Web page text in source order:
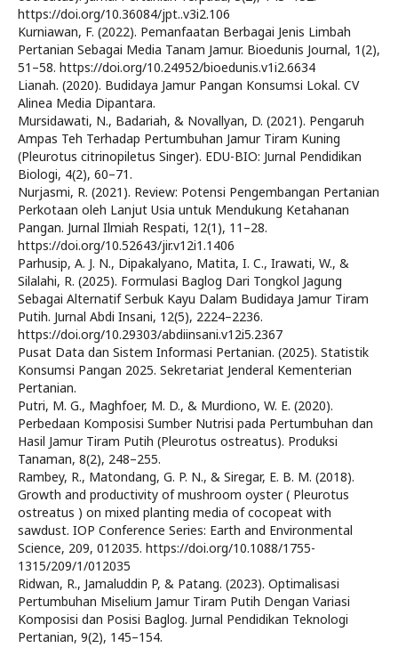
https://doi.org/10.36084/jpt..v3i2.106
Kurniawan, F. (2022). Pemanfaatan Berbagai Jenis Limbah
Pertanian Sebagai Media Tanam Jamur. Bioedunis Journal, 1(2),
51–58. https://doi.org/10.24952/bioedunis.v1i2.6634
Lianah. (2020). Budidaya Jamur Pangan Konsumsi Lokal. CV
Alinea Media Dipantara.
Mursidawati, N., Badariah, & Novallyan, D. (2021). Pengaruh
Ampas Teh Terhadap Pertumbuhan Jamur Tiram Kuning
(Pleurotus citrinopiletus Singer). EDU-BIO: Jurnal Pendidikan
Biologi, 4(2), 60–71.
Nurjasmi, R. (2021). Review: Potensi Pengembangan Pertanian
Perkotaan oleh Lanjut Usia untuk Mendukung Ketahanan
Pangan. Jurnal Ilmiah Respati, 12(1), 11–28.
https://doi.org/10.52643/jir.v12i1.1406
Parhusip, A. J. N., Dipakalyano, Matita, I. C., Irawati, W., &
Silalahi, R. (2025). Formulasi Baglog Dari Tongkol Jagung
Sebagai Alternatif Serbuk Kayu Dalam Budidaya Jamur Tiram
Putih. Jurnal Abdi Insani, 12(5), 2224–2236.
https://doi.org/10.29303/abdiinsani.v12i5.2367
Pusat Data dan Sistem Informasi Pertanian. (2025). Statistik
Konsumsi Pangan 2025. Sekretariat Jenderal Kementerian
Pertanian.
Putri, M. G., Maghfoer, M. D., & Murdiono, W. E. (2020).
Perbedaan Komposisi Sumber Nutrisi pada Pertumbuhan dan
Hasil Jamur Tiram Putih (Pleurotus ostreatus). Produksi
Tanaman, 8(2), 248–255.
Rambey, R., Matondang, G. P. N., & Siregar, E. B. M. (2018).
Growth and productivity of mushroom oyster ( Pleurotus
ostreatus ) on mixed planting media of cocopeat with
sawdust. IOP Conference Series: Earth and Environmental
Science, 209, 012035. https://doi.org/10.1088/1755-
1315/209/1/012035
Ridwan, R., Jamaluddin P, & Patang. (2023). Optimalisasi
Pertumbuhan Miselium Jamur Tiram Putih Dengan Variasi
Komposisi dan Posisi Baglog. Jurnal Pendidikan Teknologi
Pertanian, 9(2), 145–154.